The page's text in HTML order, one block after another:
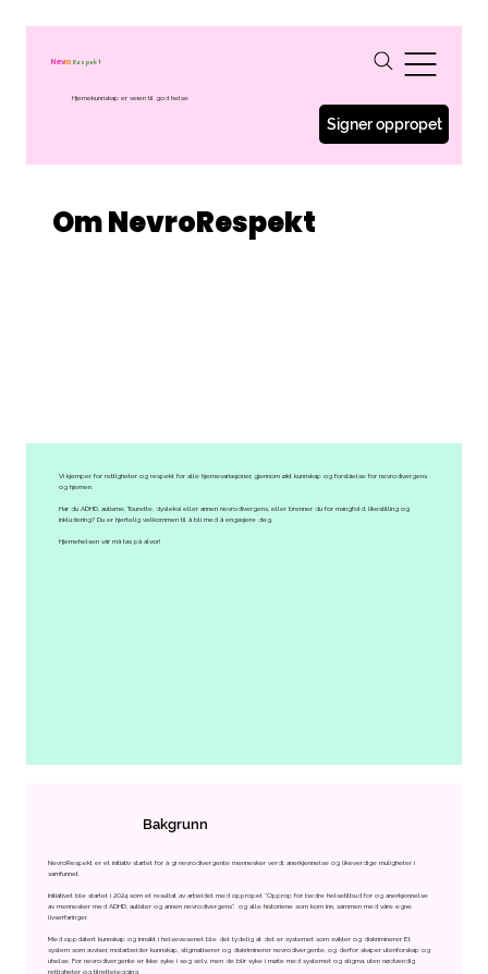
Om NevroRespekt
Nevro Respekt
Hjernekunnskap er veien til god helse
Signer oppropet
Vi kjemper for rettigheter og respekt for alle hjernevariasjoner, gjennom økt kunnskap og forståelse for nevrodivergens
og hjernen.
Har du ADHD, autisme, Tourette, dysleksi eller annen nevrodivergens, eller brenner du for mangfold, likestilling og
inkludering? Du er hjertelig velkommen til å bli med å engasjere deg.
Hjernehelsen vår må tas på alvor!
Bakgrunn
NevroRespekt er et initiativ startet for å gi nevrodivergente mennesker verdi, anerkjennelse og likeverdige muligheter i
samfunnet.
Initiativet ble startet i 2024 som et resultat av arbeidet med oppropet “Opprop for bedre helsetilbud for og anerkjennelse
av mennesker med ADHD, autister og annen nevrodivergens”, og alle historiene som kom inn, sammen med våre egne
livserfaringer.
Med oppdatert kunnskap og innsikt i helsevesenet ble det tydelig at det er systemet som svikter og diskriminerer. Et
system som avviser, motarbeider kunnskap, stigmatiserer og diskriminerer nevrodivergente, og derfor skaper utenforskap og
uhelse. For nevrodivergente er ikke syke i seg selv, men de blir syke i møte med systemet og stigma, uten nødvendig
rettigheter og tilrettelegging.